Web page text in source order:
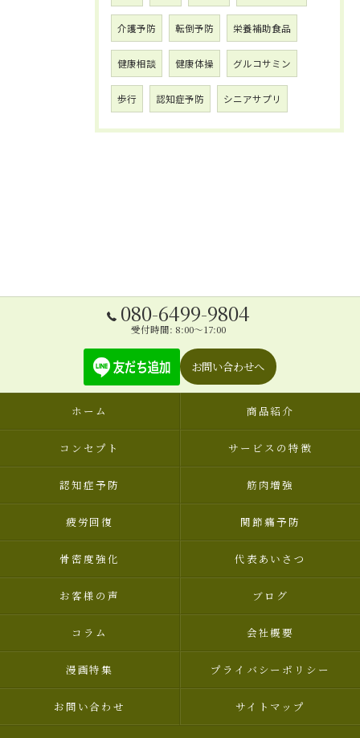
介護予防 転倒予防 栄養補助食品
健康相談 健康体操 グルコサミン
歩行 認知症予防 シニアサプリ
080-6499-9804
受付時間: 8:00～17:00
お問い合わせへ
ホーム 商品紹介
コンセプト サービスの特徴
認知症予防 筋肉増強
疲労回復 関節痛予防
骨密度強化 代表あいさつ
お客様の声 ブログ
コラム 会社概要
漫画特集 プライバシーポリシー
お問い合わせ サイトマップ